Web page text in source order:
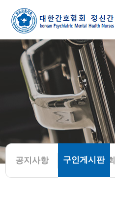
공지사항 구인게시판